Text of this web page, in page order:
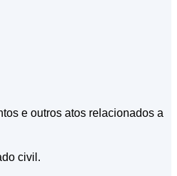
e outros atos relacionados a
civil.